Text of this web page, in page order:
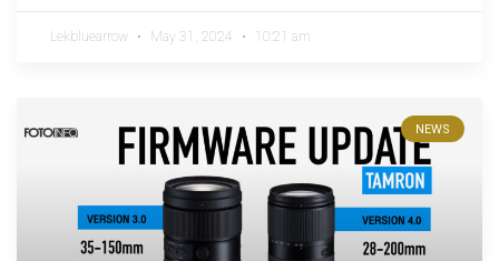
Lekbluearrow May 31, 2024 10:21 am
NEWS